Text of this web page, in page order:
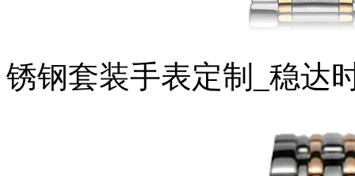
锈钢套装手表定制_稳达